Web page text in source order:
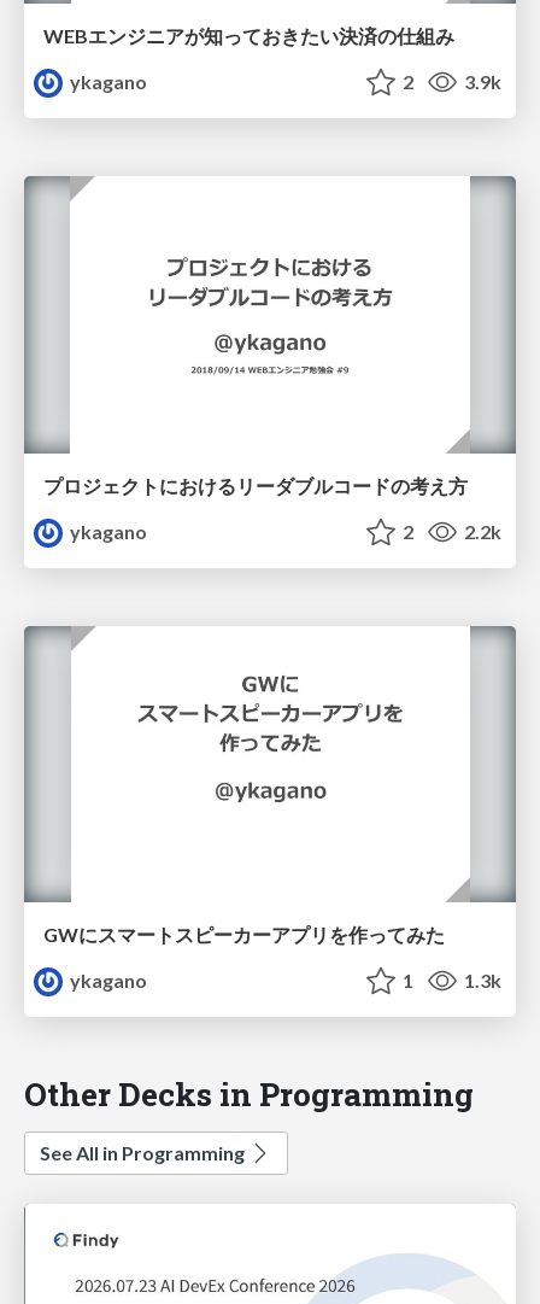
WEBエンジニアが知っておきたい決済の仕組み
ykagano
2 3.9k
プロジェクトにおけるリーダブルコードの考え方
ykagano
2 2.2k
GWにスマートスピーカーアプリを作ってみた
ykagano
1 1.3k
Other Decks in Programming
See All in Programming